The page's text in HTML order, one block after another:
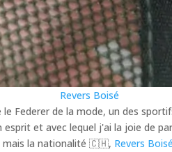
Revers Boisé
Federer de la mode, un des
et avec lequel j'ai la joie de
mais la nationalité 🇨🇭, Revers Boisé